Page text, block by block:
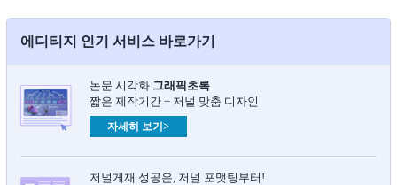
에디티지 인기 서비스 바로가기
논문 시각화 그래픽초록​
짧은 제작기간 + 저널 맞춤 디자인
자세히 보기>
저널게재 성공은, 저널 포맷팅부터!